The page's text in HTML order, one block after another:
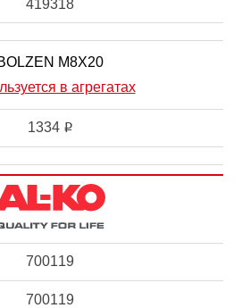
419318
M8X20
в агрегатах
1334 i
700119
700119